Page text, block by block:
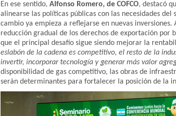
En ese sentido, Alfonso Romero, de COFCO, destacó
alinearse las políticas públicas con las necesidades del
cambio ya empieza a reflejarse en nuevas
reducción gradual de los derechos de exportación
que el principal desafío sigue siendo mejorar la
eslabón de la cadena es competitivo, el resto de la
invertir, incorporar tecnología y generar más valor
disponibilidad de gas competitivo, las obras de
serán determinantes para fortalecer la posición de la